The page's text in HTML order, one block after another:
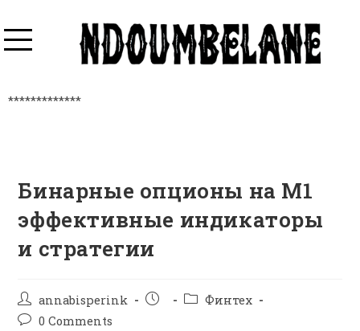
*************
Бинарные опционы на М1
эффективные индикаторы
и стратегии
annabisperink
Финтех
0 Comments